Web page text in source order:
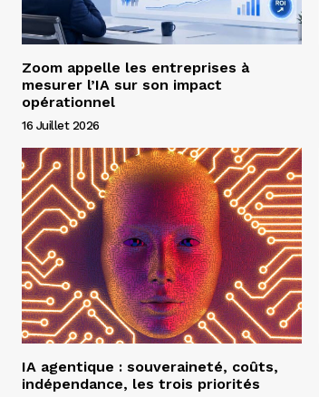
Zoom appelle les entreprises à
mesurer l’IA sur son impact
opérationnel
16 Juillet 2026
IA agentique : souveraineté, coûts,
indépendance, les trois priorités